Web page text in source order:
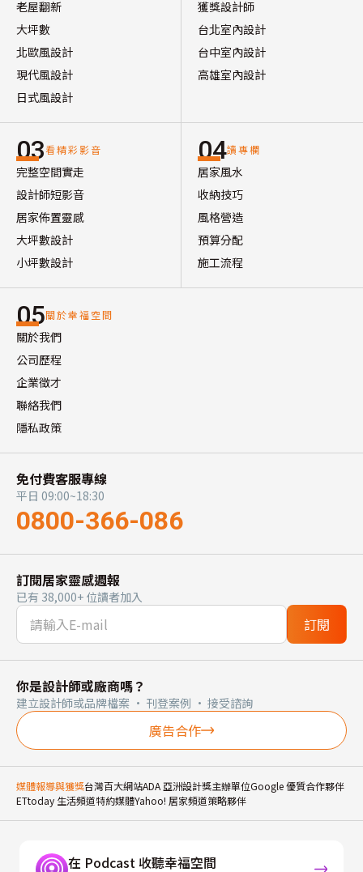
老屋翻新
大坪數
北歐風設計
現代風設計
日式風設計
獲獎設計師
台北室內設計
台中室內設計
高雄室內設計
03看精彩影音
完整空間實走
設計師短影音
居家佈置靈感
大坪數設計
小坪數設計
04讀專欄
居家風水
收納技巧
風格營造
預算分配
施工流程
05關於幸福空間
關於我們
公司歷程
企業徵才
聯絡我們
隱私政策
免付費客服專線
平日 09:00~18:30
0800-366-086
訂閱居家靈感週報
已有 38,000+ 位讀者加入
訂閱
你是設計師或廠商嗎？
建立設計師或品牌檔案 · 刊登案例 · 接受諮詢
廣告合作
媒體報導與獲獎台灣百大網站ADA 亞洲設計獎主辦單位Google 優質合作夥伴
ETtoday 生活頻道特約媒體Yahoo! 居家頻道策略夥伴
在 Podcast 收聽幸福空間